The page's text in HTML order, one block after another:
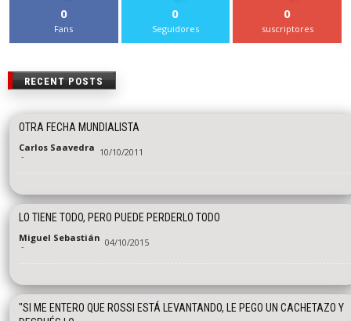
0
Fans
0
Seguidores
0
suscriptores
RECENT POSTS
OTRA FECHA MUNDIALISTA
Carlos Saavedra
- 10/10/2011
LO TIENE TODO, PERO PUEDE PERDERLO TODO
Miguel Sebastián
- 04/10/2015
"SI ME ENTERO QUE ROSSI ESTÁ LEVANTANDO, LE PEGO UN CACHETAZO Y